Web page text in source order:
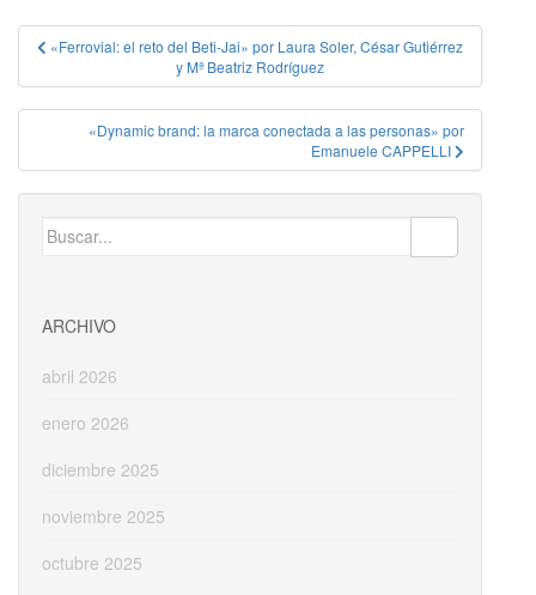
Navegación
de
entradas
«Ferrovial: el reto del Beti-Jai» por Laura Soler, César Gutiérrez
y Mª Beatriz Rodríguez
«Dynamic brand: la marca conectada a las personas» por
Emanuele CAPPELLI
Buscar:
ARCHIVO
abril 2026
enero 2026
diciembre 2025
noviembre 2025
octubre 2025